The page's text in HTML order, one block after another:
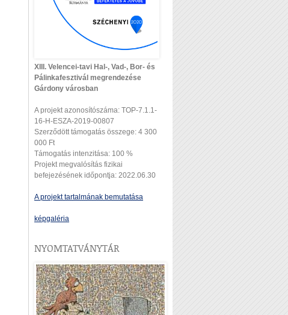
XIII. Velencei-tavi Hal-, Vad-, Bor- és
Pálinkafesztivál megrendezése
Gárdony városban
A projekt azonosítószáma: TOP-7.1.1-
16-H-ESZA-2019-00807
Szerződött támogatás összege: 4 300
000 Ft
Támogatás intenzitása: 100 %
Projekt megvalósítás fizikai
befejezésének időpontja: 2022.06.30
A projekt tartalmának bemutatása
képgaléria
NYOMTATVÁNYTÁR